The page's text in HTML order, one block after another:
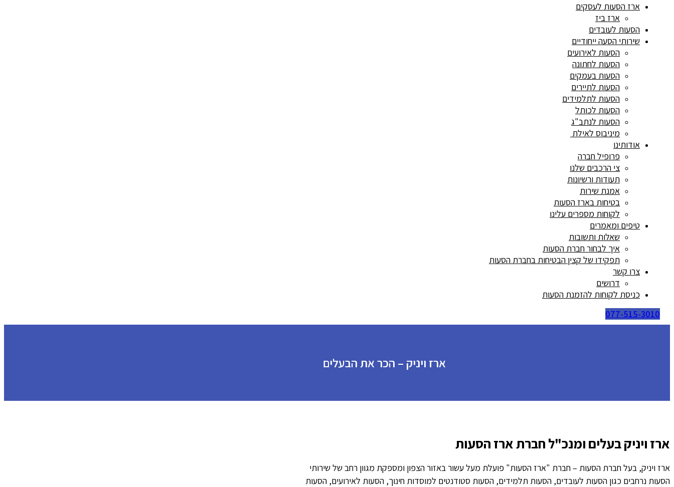
ארז הסעות לעסקים
ארז ביז
הסעות לעובדים
שירותי הסעה ייחודיים
הסעות לאירועים
הסעות לחתונה
הסעות בעמקים
הסעות לתיירים
הסעות לתלמידים
הסעות לכותל
הסעות לנתב"ג
מיניבוס לאילת
אודותינו
פרופיל חברה
צי הרכבים שלנו
תעודות ורשיונות
אמנת שירות
בטיחות בארז הסעות
לקוחות מספרים עלינו
טיפים ומאמרים
שאלות ותשובות
איך לבחור חברת הסעות
תפקידו של קצין הבטיחות בחברת הסעות
צרו קשר
דרושים
כניסת לקוחות להזמנת הסעות
077-515-3010
ארז ויניק – הכר את הבעלים
ארז ויניק בעלים ומנכ"ל חברת ארז הסעות
ארז ויניק, בעל חברת הסעות – חברת "ארז הסעות" פועלת מעל עשור באזור הצפון ומספקת מגוון רחב של שירותי
הסעות נרחבים כגון הסעות לעובדים, הסעות תלמידים, הסעות סטודנטים למוסדות חינוך, הסעות לאירועים, הסעות